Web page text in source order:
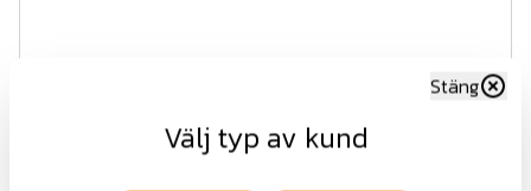
Välj typ av kund
Stäng